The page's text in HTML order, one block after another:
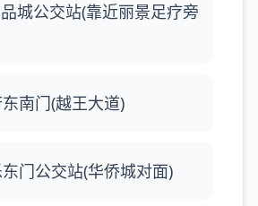
城公交站(靠近丽景足疗旁
南门(越王大道)
门公交站(华侨城对面)